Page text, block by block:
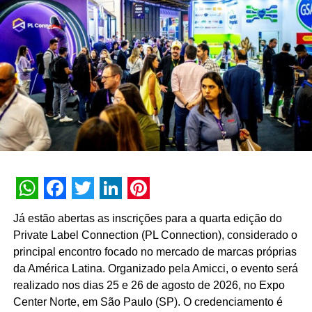
apenas criar um evento, mas construir uma narrativa viva
e sensorial que conectasse o público à essência da
marca, a consolidação de um projeto memorável de
design experimental”, completa Renato Naya,CEOda
Just Live.
Ao unir o valor histórico do espaço arquitetônico
paulistano à vanguarda visual de sua nova coleção, a
Melissa e a Just Live reafirmam o papel das grandes
consolidar a identidade de uma marca no mercado
TÓPICOS RELACIONADOS: DESTAQUE
A SEGUIR
Accesstage reúne gestores financeiros na
primeira edição do Smart Discovery para cocriar
WhatsApp
Facebook
Twitter
LinkedIn
Pinterest
Já estão abertas as inscrições para a quarta edição do
Private Label Connection (PL Connection), considerado o
principal encontro focado no mercado de marcas próprias
da América Latina. Organizado pela Amicci, o evento será
realizado nos dias 25 e 26 de agosto de 2026, no Expo
Center Norte, em São Paulo (SP). O credenciamento é